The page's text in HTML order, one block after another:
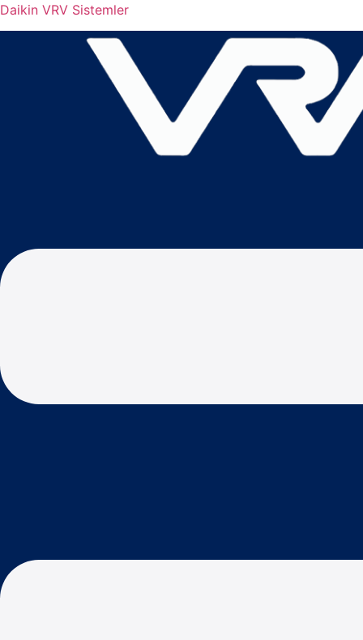
Daikin VRV Sistemler